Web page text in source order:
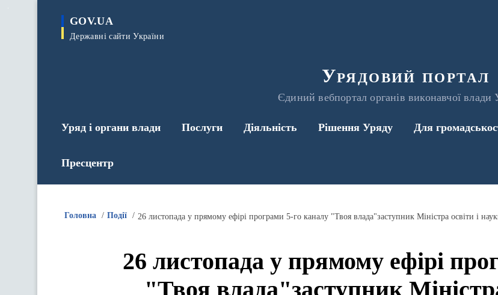
GOV.UA
Державні сайти України
Урядовий портал
Єдиний вебпортал органів виконавчої влади
Уряд і органи влади Послуги Діяльність Рішення Уряду Для
Пресцентр
Головна Події 26 листопада у прямому ефірі програми 5-го каналу "Твоя влада"заступник Міністра освіти і
26 листопада у прямому ефірі
"Твоя влада"заступник